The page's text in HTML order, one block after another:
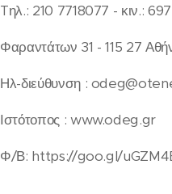
Tηλ.: 210 7718077 - κιν.:
Φαραντάτων 31 - 115 27
Ηλ-διεύθυνση :
Ιστότοπος : www.odeg.gr
Φ/Β: https://goo.gl/